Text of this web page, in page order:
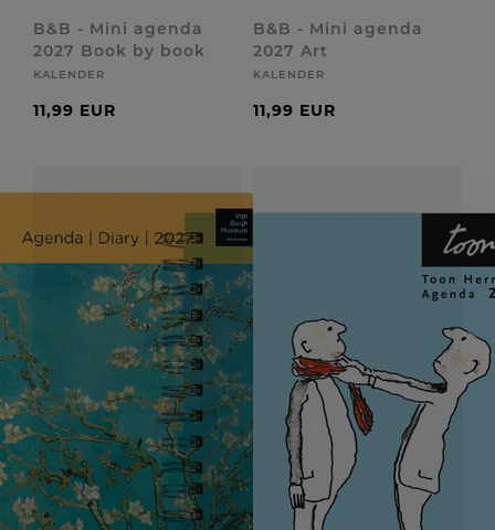
B&B - Mini agenda
2027 Book by book
KALENDER
11,99 EUR
B&B - Mini agenda
2027 Art
KALENDER
11,99 EUR